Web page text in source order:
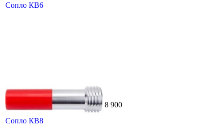
Сопло КВ6
Сопло КВ8
8 900